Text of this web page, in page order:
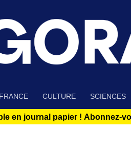
FRANCE CULTURE SCIENCES
en journal papier ! Abonnez-